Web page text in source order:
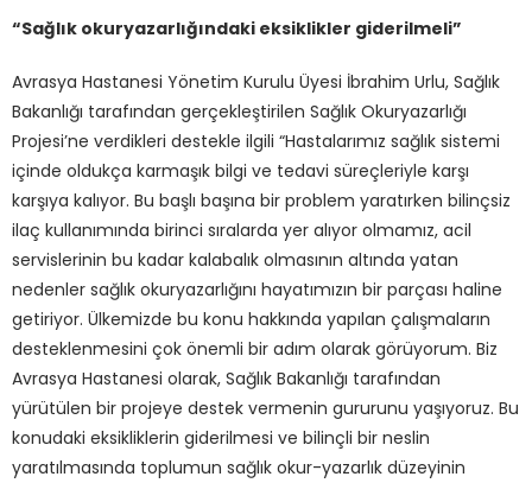
“Sağlık okuryazarlığındaki eksiklikler giderilmeli”
Avrasya Hastanesi Yönetim Kurulu Üyesi İbrahim Urlu, Sağlık
Bakanlığı tarafından gerçekleştirilen Sağlık Okuryazarlığı
Projesi’ne verdikleri destekle ilgili “Hastalarımız sağlık sistemi
içinde oldukça karmaşık bilgi ve tedavi süreçleriyle karşı
karşıya kalıyor. Bu başlı başına bir problem yaratırken bilinçsiz
ilaç kullanımında birinci sıralarda yer alıyor olmamız, acil
servislerinin bu kadar kalabalık olmasının altında yatan
nedenler sağlık okuryazarlığını hayatımızın bir parçası haline
getiriyor. Ülkemizde bu konu hakkında yapılan çalışmaların
desteklenmesini çok önemli bir adım olarak görüyorum. Biz
Avrasya Hastanesi olarak, Sağlık Bakanlığı tarafından
yürütülen bir projeye destek vermenin gururunu yaşıyoruz. Bu
konudaki eksikliklerin giderilmesi ve bilinçli bir neslin
yaratılmasında toplumun sağlık okur-yazarlık düzeyinin